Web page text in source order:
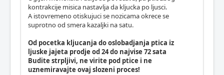
kontrakcije misica nastavlja da kljucka po ljusci.
A istovremeno otiskujuci se nozicama okrece se
suprotno od smera kazaljki na satu.
Od pocetka kljucanja do oslobadjanja ptica iz
ljuske jajeta prodje od 24 do najvise 72 sata
Budite strpljivi, ne virite pod ptice i ne
uznemiravajte ovaj slozeni proces!